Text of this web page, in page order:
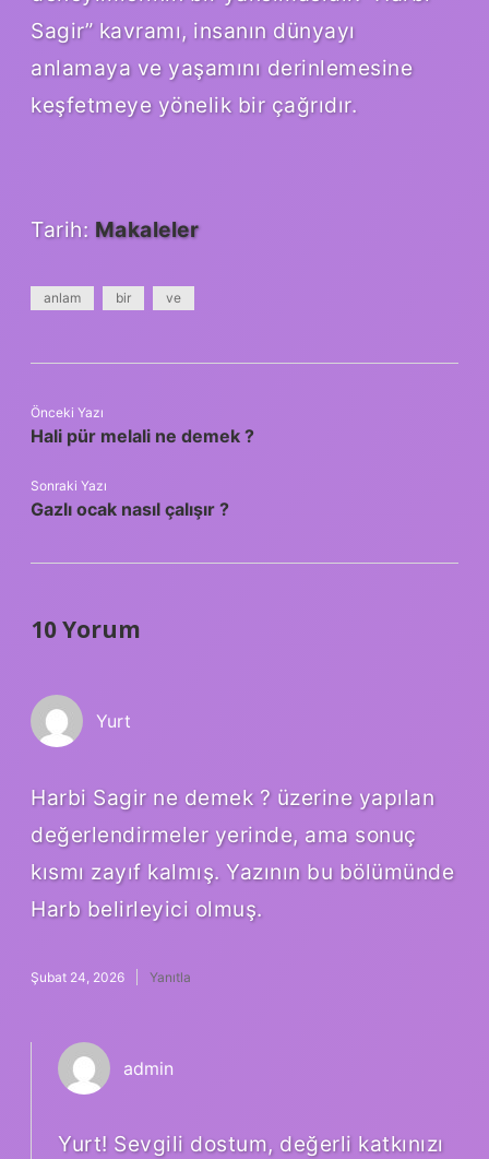
Sagir” kavramı, insanın dünyayı
anlamaya ve yaşamını derinlemesine
keşfetmeye yönelik bir çağrıdır.
Tarih: Makaleler
anlam bir ve
Önceki Yazı
Hali pür melali ne demek ?
Sonraki Yazı
Gazlı ocak nasıl çalışır ?
10 Yorum
Yurt
Harbi Sagir ne demek ? üzerine yapılan
değerlendirmeler yerinde, ama sonuç
kısmı zayıf kalmış. Yazının bu bölümünde
Harb belirleyici olmuş.
Şubat 24, 2026 Yanıtla
admin
Yurt! Sevgili dostum, değerli katkınızı